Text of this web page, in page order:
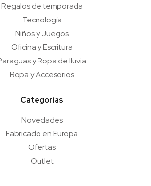
Regalos de temporada
Tecnología
Niños y Juegos
Oficina y Escritura
y Ropa de lluvia
Ropa y Accesorios
Categorías
Novedades
Fabricado en Europa
Ofertas
Outlet